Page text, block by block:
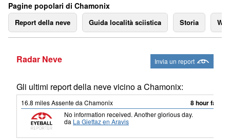
Pagine popolari di Chamonix
Report della neve Guida località sciistica Storia
Radar Neve Invia un report
Gli ultimi report della neve vicino a Chamonix:
16.8 milesAssente da Chamonix 8 hour fa
No information received. Another glorious day.
da La Giettaz en Aravis